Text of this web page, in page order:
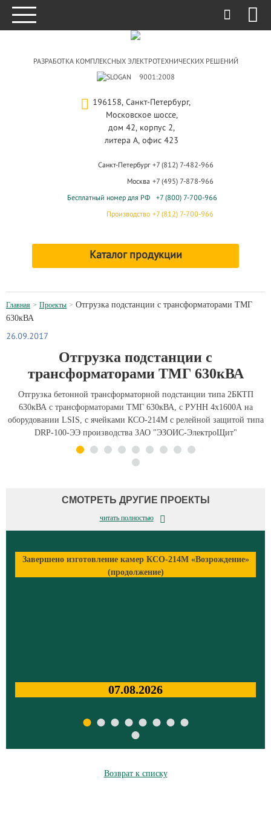
РАЗРАБОТКА КОМПЛЕКСНЫХ ЭЛЕКТРОТЕХНИЧЕСКИХ РЕШЕНИЙ
9001:2008
196158, Санкт-Петербург,
Московское шоссе,
дом 42, корпус 2,
литера А, офис 423
Санкт-Петербург
Москва
Бесплатный номер для РФ
Производство
+7 (812) 7-482-966
+7 (495) 7-878-966
+7 (800) 7-700-966
+7 (812) 7-700-966
Каталог продукции
Главная Проекты
Отгрузка подстанции с трансформаторами ТМГ
630кВА
26.09.2017
Отгрузка подстанции с
трансформаторами ТМГ 630кВА
Отгрузка бетонной трансформаторной подстанции типа 2БКТП
630кВА с трансформаторами ТМГ 630кВА, с РУНН 4х1600А на
оборудовании LSIS, с ячейками КСО-214М с релейной защитой типа
DRP-100-ЭЭ производства ЗАО "ЭЗОИС-ЭлектроЩит"
СМОТРЕТЬ ДРУГИЕ ПРОЕКТЫ
читать полностью
Завершено изготовление камер КСО-214М «Возрождение»
06.08.2026
Возврат к списку